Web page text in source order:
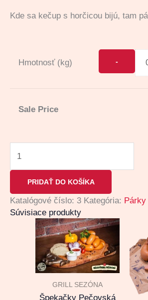
Kde sa kečup s horčicou bijú, tam
Hmotnosť (kg)
Sale Price
PRIDAŤ DO KOŠÍKA
Katalógové číslo: 3 Kategória: Párky
Súvisiace produkty
GRILL SEZÓNA
Špekačky Pečovská